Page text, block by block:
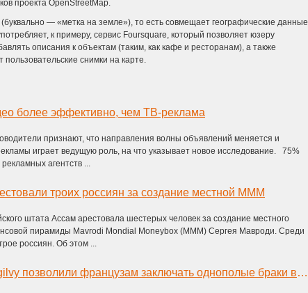
проекта OpenStreetMap.
— «метка на земле»), то есть совмещает географические данные
к примеру, сервис Foursquare, который позволяет юзеру
описания к объектам (таким, как кафе и ресторанам), а также
снимки на карте.
более эффективно, чем ТВ-реклама
признают, что направления волны объявлений меняется и
играет ведущую роль, на что указывает новое исследование. 75%
агентств ...
троих россиян за создание местной МММ
штата Ассам арестовала шестерых человек за создание местного
пирамиды Mavrodi Mondial Moneybox (MMM) Сергея Мавроди. Среди
россиян. Об этом ...
Google и Ogilvy позволили французам заключать однополые браки в Google Hangout